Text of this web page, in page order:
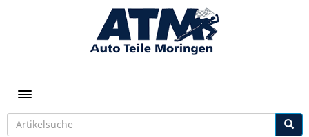
Toggle navigation